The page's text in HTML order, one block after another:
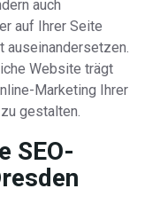
auch
auf Ihrer Seite
auseinandersetzen.
Website trägt
Marketing Ihrer
gestalten.
SEO-